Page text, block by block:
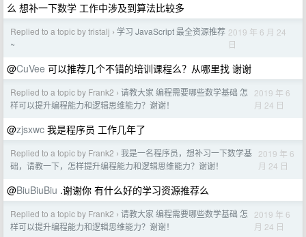
么 想补一下数学 工作中涉及到算法比较多
Replied to a topic by tristalj › 学习 JavaScript 最全资源推荐
~
2019 年 6 月 24
日
@CuVee 可以推荐几个不错的培训课程么？从哪里找 谢谢
Replied to a topic by Frank2 › 请教大家 编程需要哪些数学基础 怎
样可以提升编程能力和逻辑思维能力？谢谢！
2019 年 6
月 24 日
@zjsxwc 我是程序员 工作几年了
Replied to a topic by Frank2 › 我是一名程序员，想补习一下数学基
础，请教一下，怎样提升编程能力和逻辑思维能力？谢谢！
2019 年 6
月 24 日
@BiuBiuBiu .谢谢你 有什么好的学习资源推荐么
Replied to a topic by Frank2 › 请教大家 编程需要哪些数学基础 怎
样可以提升编程能力和逻辑思维能力？谢谢！
2019 年 6
月 24 日